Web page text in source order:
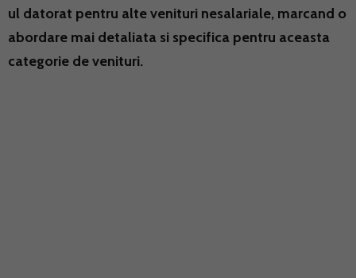
ul datorat pentru alte venituri nesalariale, marcand o
abordare mai detaliata si specifica pentru aceasta
categorie de venituri.